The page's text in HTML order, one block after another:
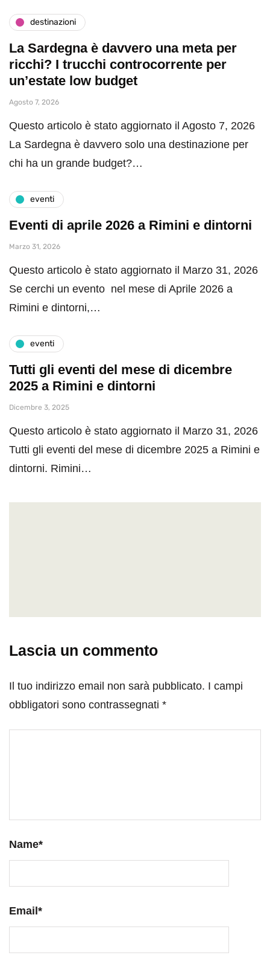
destinazioni
La Sardegna è davvero una meta per
ricchi? I trucchi controcorrente per
un’estate low budget
Agosto 7, 2026
Questo articolo è stato aggiornato il Agosto 7, 2026
La Sardegna è davvero solo una destinazione per
chi ha un grande budget?…
eventi
Eventi di aprile 2026 a Rimini e dintorni
Marzo 31, 2026
Questo articolo è stato aggiornato il Marzo 31, 2026
Se cerchi un evento nel mese di Aprile 2026 a
Rimini e dintorni,…
eventi
Tutti gli eventi del mese di dicembre
2025 a Rimini e dintorni
Dicembre 3, 2025
Questo articolo è stato aggiornato il Marzo 31, 2026
Tutti gli eventi del mese di dicembre 2025 a Rimini e
dintorni. Rimini…
Lascia un commento
Il tuo indirizzo email non sarà pubblicato. I campi
obbligatori sono contrassegnati *
Name*
Email*